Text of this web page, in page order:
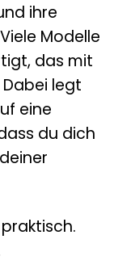
ihre
Modelle
das mit
legt
eine
du dich